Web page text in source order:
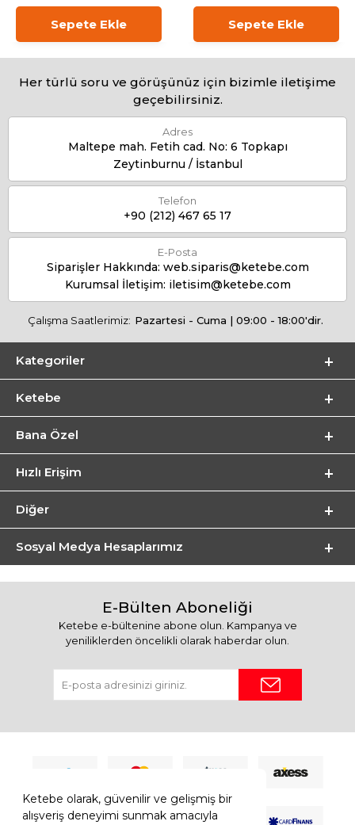
Ketebe olarak, güvenilir ve gelişmiş bir
alışveriş deneyimi sunmak amacıyla
Sepete Ekle Sepete Ekle
Her türlü soru ve görüşünüz için bizimle iletişime
geçebilirsiniz.
Adres
Maltepe mah. Fetih cad. No: 6 Topkapı
Zeytinburnu / İstanbul
Telefon
+90 (212) 467 65 17
E-Posta
Siparişler Hakkında: web.siparis@ketebe.com
Kurumsal İletişim: iletisim@ketebe.com
Çalışma Saatlerimiz: Pazartesi - Cuma | 09:00 - 18:00'dir.
Kategoriler
Ketebe
Bana Özel
Hızlı Erişim
Diğer
Sosyal Medya Hesaplarımız
E-Bülten Aboneliği
Ketebe e-bültenine abone olun. Kampanya ve
yeniliklerden öncelikli olarak haberdar olun.